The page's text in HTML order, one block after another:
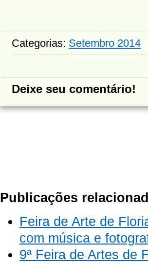
Categorias: Setembro 2014
Deixe seu comentário!
Publicações
Feira de Arte de
com música e
9ª Feira de Artes de